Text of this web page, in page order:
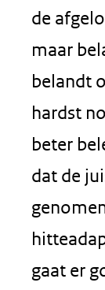
de
maar
belandt
hardst
beter
dat de
gaat er